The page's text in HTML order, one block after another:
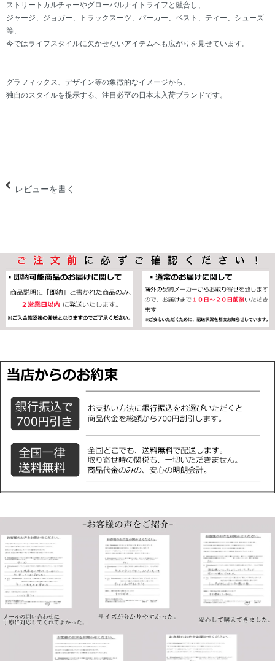
ストリートカルチャーやグローバルナイトライフと融合し、
ジャージ、ジョガー、トラックスーツ、パーカー、ベスト、ティー、シューズ
等、
今ではライフスタイルに欠かせないアイテムへも広がりを見せています。
グラフィックス、デザイン等の象徴的なイメージから、
独自のスタイルを提示する、注目必至の日本未入荷ブランドです。
レビューを書く